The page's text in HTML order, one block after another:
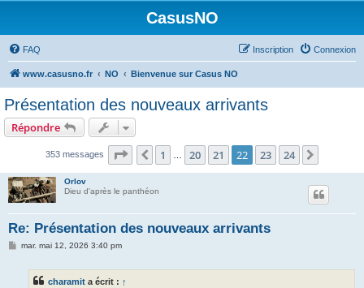
CasusNO
FAQ Connexion
Inscription
www.casusno.fr NO Bienvenue sur Casus NO
Présentation des nouveaux arrivants
Répondre
353 messages Page 22 sur 24
Précédent
1 20 21 22 23 24
Orlov
Dieu d'après le panthéon
Re: Présentation des nouveaux arrivants
Mmar. mai 12, 2026 3:40 pm
charamit a écrit : ↑